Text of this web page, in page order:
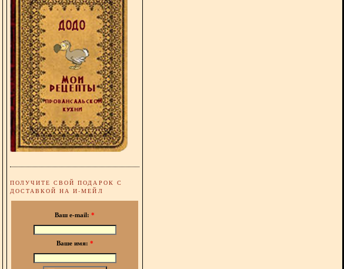
ПОЛУЧИТЕ СВОЙ ПОДАРОК С
ДОСТАВКОЙ НА И-МЕЙЛ
Ваш e-mail: *
Ваше имя: *